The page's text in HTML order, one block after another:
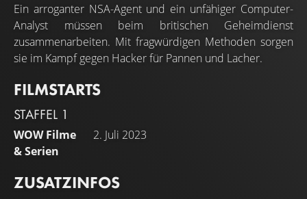
Ein arroganter NSA-Agent und ein unfähiger Computer-
Analyst müssen beim britischen Geheimdienst
zusammenarbeiten. Mit fragwürdigen Methoden sorgen
sie im Kampf gegen Hacker für Pannen und Lacher.
FILMSTARTS
STAFFEL 1
WOW Filme
& Serien
2. Juli 2023
ZUSATZINFOS